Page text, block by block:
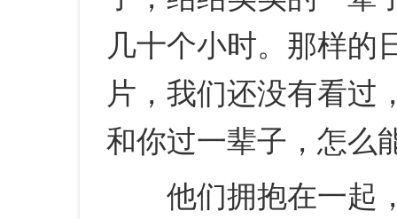
几十个小时。那样的
片，我们还没有看过
和你过一辈子，怎么
他们拥抱在一起，